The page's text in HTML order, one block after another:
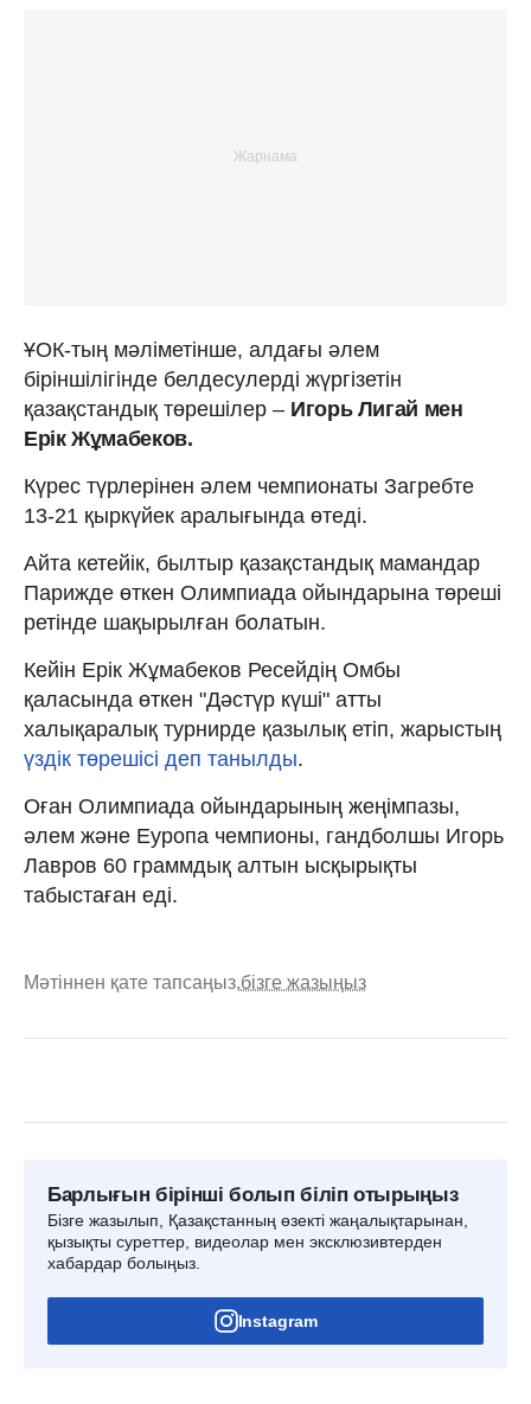
ҰОК-тың мәліметінше, алдағы әлем
біріншілігінде белдесулерді жүргізетін
қазақстандық төрешілер – Игорь Лигай мен
Ерік Жұмабеков.
Күрес түрлерінен әлем чемпионаты Загребте
13-21 қыркүйек аралығында өтеді.
Айта кетейік, былтыр қазақстандық мамандар
Парижде өткен Олимпиада ойындарына төреші
ретінде шақырылған болатын.
Кейін Ерік Жұмабеков Ресейдің Омбы
қаласында өткен "Дәстүр күші" атты
халықаралық турнирде қазылық етіп, жарыстың
үздік төрешісі деп танылды.
Оған Олимпиада ойындарының жеңімпазы,
әлем және Еуропа чемпионы, гандболшы Игорь
Лавров 60 граммдық алтын ысқырықты
табыстаған еді.
Мәтіннен қате тапсаңыз,бізге жазыңыз
Барлығын бірінші болып біліп отырыңыз
Бізге жазылып, Қазақстанның өзекті жаңалықтарынан,
қызықты суреттер, видеолар мен эксклюзивтерден
хабардар болыңыз.
Instagram